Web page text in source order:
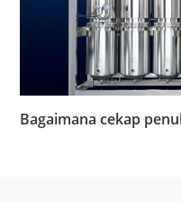
Bagaimana cekap